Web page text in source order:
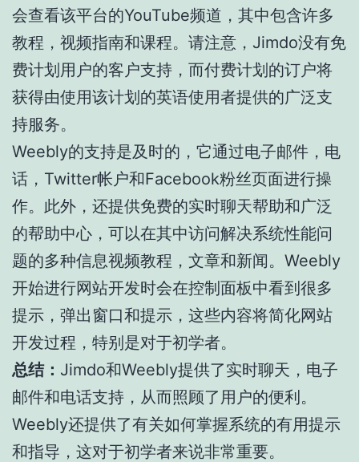
会查看该平台的YouTube频道，其中包含许多
教程，视频指南和课程。请注意，Jimdo没有免
费计划用户的客户支持，而付费计划的订户将
获得由使用该计划的英语使用者提供的广泛支
持服务。
Weebly的支持是及时的，它通过电子邮件，电
话，Twitter帐户和Facebook粉丝页面进行操
作。此外，还提供免费的实时聊天帮助和广泛
的帮助中心，可以在其中访问解决系统性能问
题的多种信息视频教程，文章和新闻。Weebly
开始进行网站开发时会在控制面板中看到很多
提示，弹出窗口和提示，这些内容将简化网站
开发过程，特别是对于初学者。
总结： Jimdo和Weebly提供了实时聊天，电子
邮件和电话支持，从而照顾了用户的便利。
Weebly还提供了有关如何掌握系统的有用提示
和指导，这对于初学者来说非常重要。